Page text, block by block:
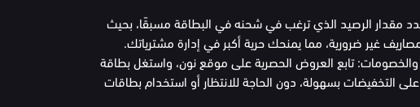
مقدار الرصيد الذي ترغب في شحنه في البطاقة مسبقًا، بحيث
غير ضرورية، مما يمنحك حرية أكبر في إدارة مشترياتك.
تابع العروض الحصرية على موقع نون، واستغل بطاقة
التخفيضات بسهولة، دون الحاجة للانتظار أو استخدام بطاقات